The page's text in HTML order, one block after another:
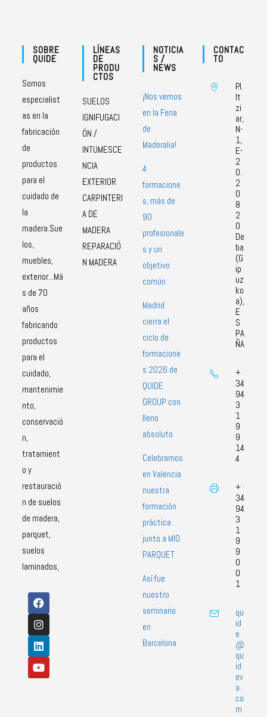
SOBRE
QUIDE
Somos
especialist
as en la
fabricación
de
productos
para el
cuidado de
la
madera.Sue
los,
muebles,
exterior...Má
s de 70
años
fabricando
productos
para el
cuidado,
mantenimie
nto,
conservació
n,
tratamient
o y
restauració
n de suelos
de madera,
parquet,
suelos
laminados,
LÍNEAS
DE
PRODU
CTOS
SUELOS
IGNIFUGACI
ÓN /
INTUMESCE
NCIA
EXTERIOR
CARPINTERI
A DE
MADERA
REPARACIÓ
N MADERA
NOTICIA
S /
NEWS
¡Nos vemos
en la Feria
de
Maderalia!
4
formacione
s, más de
90
profesionale
s y un
objetivo
común
Madrid
cierra el
ciclo de
formacione
s 2026 de
QUIDE
GROUP con
lleno
absoluto
Celebramos
en Valencia
nuestra
formación
práctica
junto a MIO
PARQUET
Así fue
nuestro
seminario
en
Barcelona
CONTAC
TO
P.I.
It
zi
ar,
N-
1,
E-
2
0.
2
0
8
2
0
De
ba
(G
ip
uz
ko
a),
E
S
PA
ÑA
+
34
94
3
1
9
9
14
4
+
34
94
3
1
9
9
0
0
1
qu
id
e
@
qu
id
ev
a.
co
m